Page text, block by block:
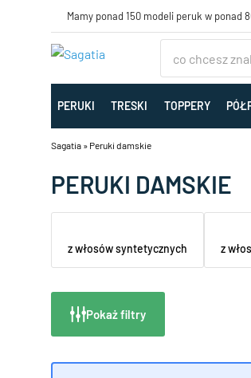
Mamy ponad 150 modeli peruk w ponad
PERUKI TRESKI TOPPERY
Sagatia » Peruki damskie
PERUKI DAMSKIE
z włosów syntetycznych z
Pokaż filtry